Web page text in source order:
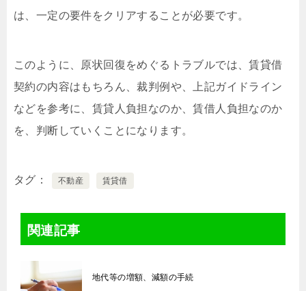
は、一定の要件をクリアすることが必要です。
このように、原状回復をめぐるトラブルでは、賃貸借
契約の内容はもちろん、裁判例や、上記ガイドライン
などを参考に、賃貸人負担なのか、賃借人負担なのか
を、判断していくことになります。
タグ 不動産 賃貸借
関連記事
地代等の増額、減額の手続